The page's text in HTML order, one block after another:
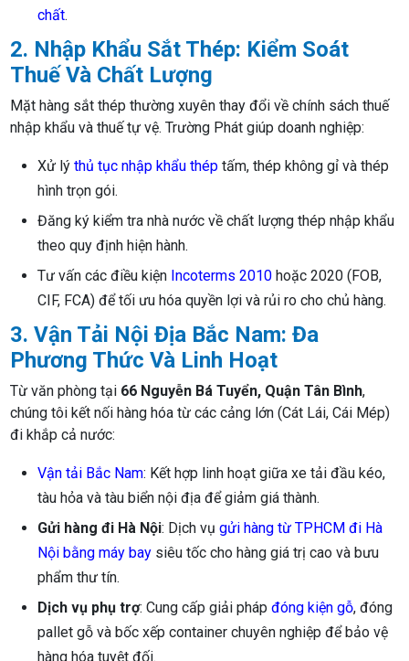
chất.
2. Nhập Khẩu Sắt Thép: Kiểm Soát
Thuế Và Chất Lượng
Mặt hàng sắt thép thường xuyên thay đổi về chính sách thuế
nhập khẩu và thuế tự vệ. Trường Phát giúp doanh nghiệp:
Xử lýthủ tục nhập khẩu thép tấm, thép không gỉ và thép
hình trọn gói.
Đăng ký kiểm tra nhà nước về chất lượng thép nhập khẩu
theo quy định hiện hành.
Tư vấn các điều kiện Incoterms 2010 hoặc 2020 (FOB,
CIF, FCA) để tối ưu hóa quyền lợi và rủi ro cho chủ hàng.
3. Vận Tải Nội Địa Bắc Nam: Đa
Phương Thức Và Linh Hoạt
Từ văn phòng tại 66 Nguyễn Bá Tuyển, Quận Tân Bình,
chúng tôi kết nối hàng hóa từ các cảng lớn (Cát Lái, Cái Mép)
đi khắp cả nước:
Vận tải Bắc Nam: Kết hợp linh hoạt giữa xe tải đầu kéo,
tàu hỏa và tàu biển nội địa để giảm giá thành.
Gửi hàng đi Hà Nội: Dịch vụgửi hàng từ TPHCM đi Hà
Nội bằng máy bay siêu tốc cho hàng giá trị cao và bưu
phẩm thư tín.
Dịch vụ phụ trợ: Cung cấp giải phápđóng kiện gỗ, đóng
pallet gỗ và bốc xếp container chuyên nghiệp để bảo vệ
hàng hóa tuyệt đối.